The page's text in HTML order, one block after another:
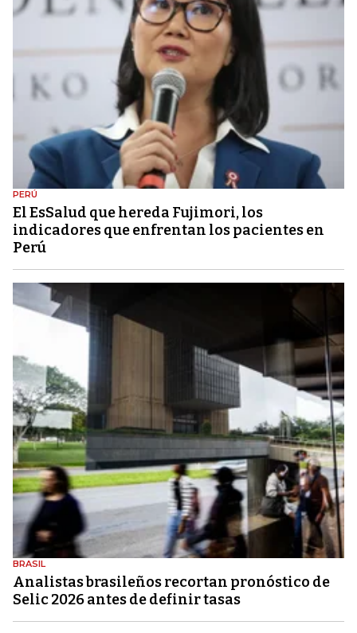
PERÚ
El EsSalud que hereda Fujimori, los
indicadores que enfrentan los pacientes en
Perú
BRASIL
Analistas brasileños recortan pronóstico de
Selic 2026 antes de definir tasas